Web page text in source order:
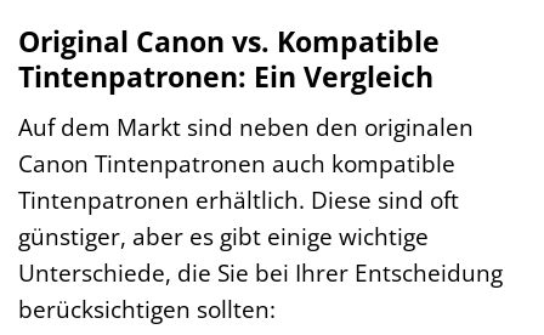
Original Canon vs. Kompatible
Tintenpatronen: Ein Vergleich
Auf dem Markt sind neben den originalen
Canon Tintenpatronen auch kompatible
Tintenpatronen erhältlich. Diese sind oft
günstiger, aber es gibt einige wichtige
Unterschiede, die Sie bei Ihrer Entscheidung
berücksichtigen sollten: